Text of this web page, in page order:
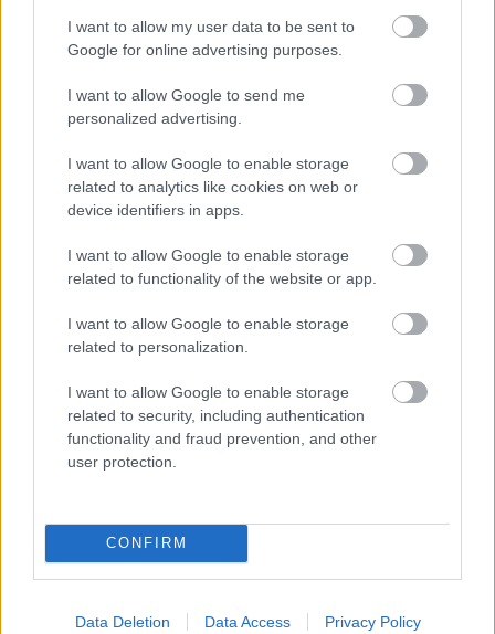
I want to allow my user data to be sent to
Google for online advertising purposes.
I want to allow Google to send me
personalized advertising.
I want to allow Google to enable storage
related to analytics like cookies on web or
device identifiers in apps.
I want to allow Google to enable storage
related to functionality of the website or app.
I want to allow Google to enable storage
related to personalization.
I want to allow Google to enable storage
related to security, including authentication
functionality and fraud prevention, and other
user protection.
CONFIRM
Data Deletion Data Access Privacy Policy
műemlékfelújítás műemlék restaurálás
Történelmi táj, amelynek minden köve mesél –
A projekt részeként megújulnak a területen található
műemlékek, köztük a különleges Műromok, valamint a közeli
M1 bővítés: már zajlik a teljesen új
Új gyalogosátkelők és jelzőlámpás
csomópont épül Angyalföldön
Másfélszeresére bővítik
Hódmezővásárhely jó hírű református
iskoláját